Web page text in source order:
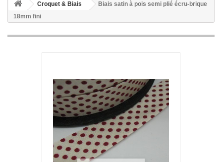
Croquet & Biais
Biais satin à pois semi plié écru-brique
18mm fini